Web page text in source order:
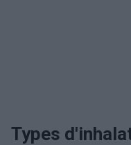
Types